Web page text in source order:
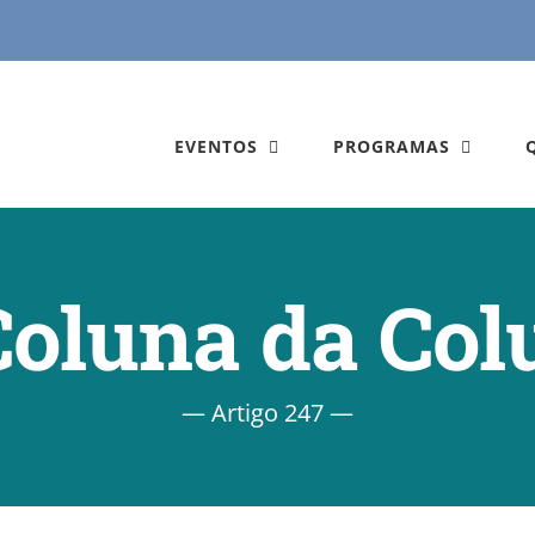
EVENTOS PROGRAMAS
da
— Artigo 247 —